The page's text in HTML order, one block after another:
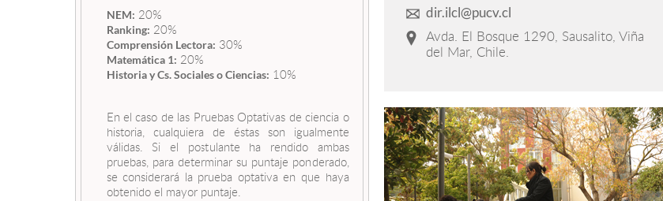
NEM: 20%
Ranking: 20%
Comprensión Lectora: 30%
Matemática 1: 20%
Historia y Cs. Sociales o Ciencias: 10%
En el caso de las Pruebas Optativas de ciencia o
historia, cualquiera de éstas son igualmente
válidas. Si el postulante ha rendido ambas
pruebas, para determinar su puntaje ponderado,
se considerará la prueba optativa en que haya
obtenido el mayor puntaje.
dir.ilcl@pucv.cl
Avda. El Bosque 1290, Sausalito, Viña
del Mar, Chile.